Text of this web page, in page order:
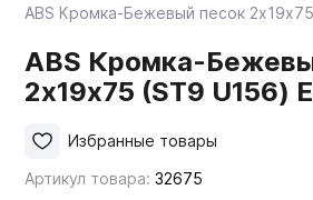
Мой ЭГГЕР
ABS Кромка-Бежевый песок
ABS Кромка-
2х19х75 (ST9 U156)
Артикул товара:32675
Избранные товары